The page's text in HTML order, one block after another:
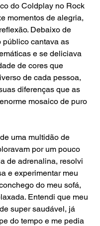
do Coldplay no Rock
momentos de alegria,
Debaixo de
público cantava as
e se deliciava
de cores que
de cada pessoa,
diferenças que as
mosaico de puro
uma multidão de
por um pouco
de adrenalina, resolvi
e experimentar meu
do meu sofá,
Entendi que meu
super saudável, já
do tempo e me pedia